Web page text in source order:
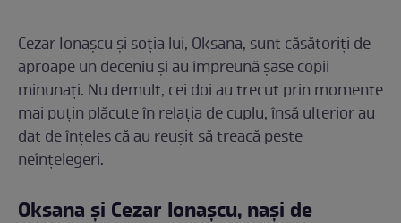
Cezar Ionașcu și soția lui, Oksana, sunt căsătoriți de
aproape un deceniu și au împreună șase copii
minunați. Nu demult, cei doi au trecut prin momente
mai puțin plăcute în relația de cuplu, însă ulterior au
dat de înțeles că au reușit să treacă peste
neînțelegeri.
Oksana și Cezar Ionașcu, nași de